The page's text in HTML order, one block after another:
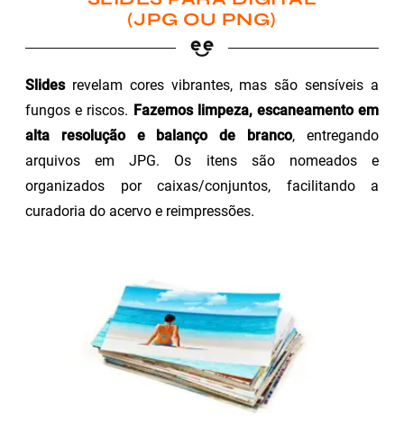
(JPG OU PNG)
Slidesrevelam cores vibrantes, mas são sensíveis a
fungos e riscos. Fazemos limpeza, escaneamento em
alta resolução e balanço de branco, entregando
arquivos em JPG. Os itens são nomeados e
organizados por caixas/conjuntos, facilitando a
curadoria do acervo e reimpressões.